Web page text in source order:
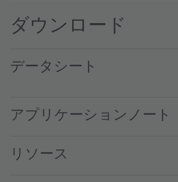
ダウンロード
データシート
アプリケーションノート
リソース